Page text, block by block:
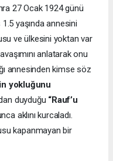
27 Ocak 1924 günü
yaşında annesini
ve ülkesini yoktan var
anlatarak onu
annesinden kimse söz
yokluğunu
duyduğu “Rauf’u
aklını kurcaladı.
kapanmayan bir